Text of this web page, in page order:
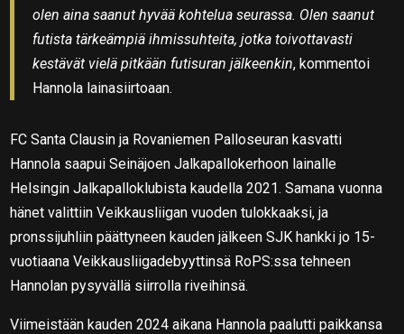
olen aina saanut hyvää kohtelua seurassa. Olen saanut
futista tärkeämpiä ihmissuhteita, jotka toivottavasti
kestävät vielä pitkään futisuran jälkeenkin, kommentoi
Hannola lainasiirtoaan.
FC Santa Clausin ja Rovaniemen Palloseuran kasvatti
Hannola saapui Seinäjoen Jalkapallokerhoon lainalle
Helsingin Jalkapalloklubista kaudella 2021. Samana vuonna
hänet valittiin Veikkausliigan vuoden tulokkaaksi, ja
pronssijuhliin päättyneen kauden jälkeen SJK hankki jo 15-
vuotiaana Veikkausliigadebyyttinsä RoPS:ssa tehneen
Hannolan pysyvällä siirrolla riveihinsä.
Viimeistään kauden 2024 aikana Hannola paalutti paikkansa